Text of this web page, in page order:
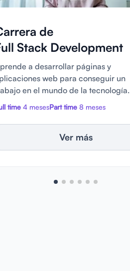
de
Stack Development
a desarrollar páginas y
web para conseguir un
en el mundo de la tecnología.
time 4 mesesPart time 8 meses
Ver más